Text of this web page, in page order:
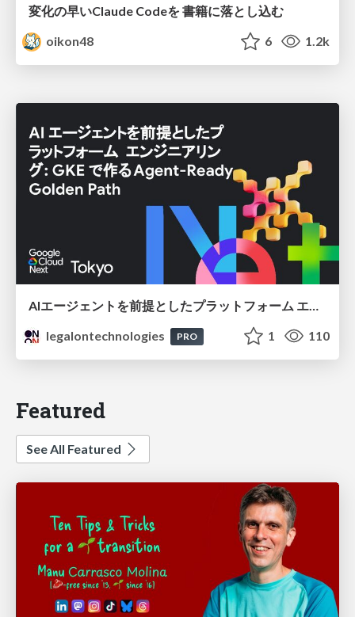
変化の早いClaude Codeを 書籍に落とし込む
oikon48
6 1.2k
AIエージェントを前提としたプラットフォーム エンジニアリング：GKEで作るAgent-Ready Golden Path
legalontechnologies
PRO 1 110
Featured
See All Featured